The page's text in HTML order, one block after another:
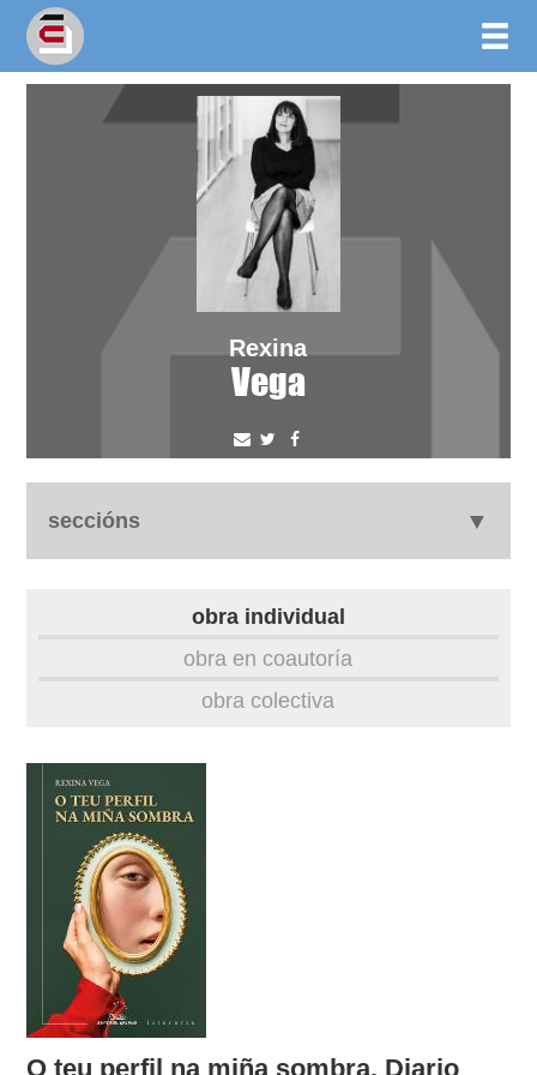
Rexina
Vega
seccións
videoteca
outros docs
obra individual
obra en coautoría
obra colectiva
O teu perfil na miña sombra. Diario